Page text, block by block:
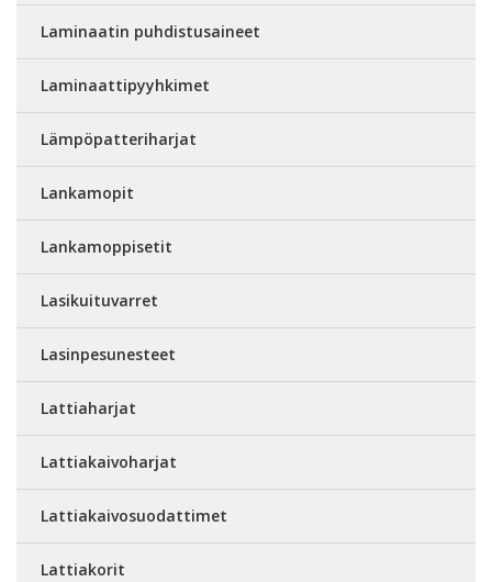
Laminaatin puhdistusaineet
Laminaattipyyhkimet
Lämpöpatteriharjat
Lankamopit
Lankamoppisetit
Lasikuituvarret
Lasinpesunesteet
Lattiaharjat
Lattiakaivoharjat
Lattiakaivosuodattimet
Lattiakorit